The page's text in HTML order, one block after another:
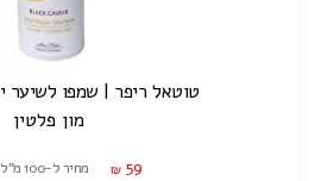
טוטאל ריפר | שמפו לשיער יבש |
מון פלטין
₪ 59 מחיר ל-100 מ"ל: ₪11.80